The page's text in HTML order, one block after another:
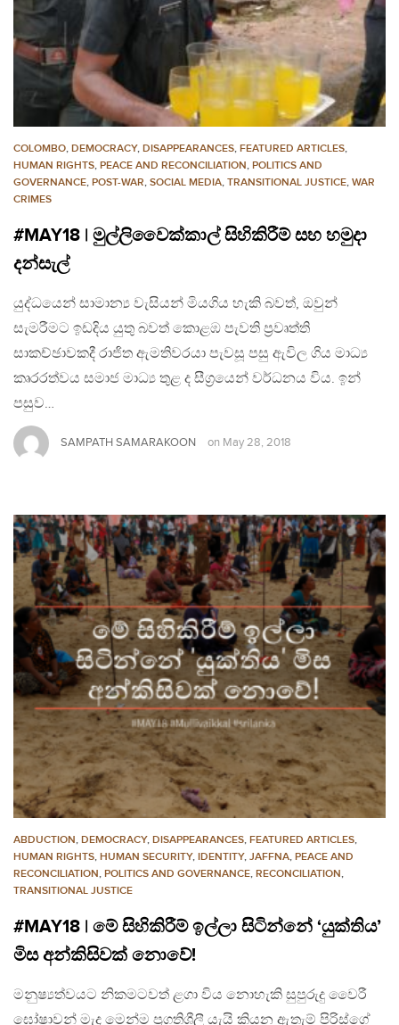
COLOMBO, DEMOCRACY, DISAPPEARANCES, FEATURED ARTICLES,
HUMAN RIGHTS, PEACE AND RECONCILIATION, POLITICS AND
GOVERNANCE, POST-WAR, SOCIAL MEDIA, TRANSITIONAL JUSTICE, WAR
CRIMES
#MAY18 | මුල්ලිවෛක්කාල් සිහිකිරීම් සහ හමුදා
දන්සැල්
යුද්ධයෙන් සාමාන්‍ය වැසියන් මියගිය හැකි බවත්, ඔවුන්
සැමරීමට ඉඩදිය යුතු බවත් කොළඹ පැවති ප්‍රවෘත්ති
සාකච්ඡාවකදී රාජිත ඇමතිවරයා පැවසූ පසු ඇවිල ගිය මාධ්‍ය
කෘරරත්වය සමාජ මාධ්‍ය තුළ ද සීග්‍රයෙන් වර්ධනය විය. ඉන්
පසුව…
SAMPATH SAMARAKOON on May 28, 2018
ABDUCTION, DEMOCRACY, DISAPPEARANCES, FEATURED ARTICLES,
HUMAN RIGHTS, HUMAN SECURITY, IDENTITY, JAFFNA, PEACE AND
RECONCILIATION, POLITICS AND GOVERNANCE, RECONCILIATION,
TRANSITIONAL JUSTICE
#MAY18 | මේ සිහිකිරීම් ඉල්ලා සිටින්නේ ‘යුක්තිය’
මිස අන්කිසිවක් නොවේ!
මනුෂ්‍යත්වයට නිකමටවත් ළගා විය නොහැකි සුපුරුදු වෛරී
ඝෝෂාවන් මැද මෙන්ම ප්‍රගතිශීලී යැයි කියන ඇතැම් පිරිස්ගේ